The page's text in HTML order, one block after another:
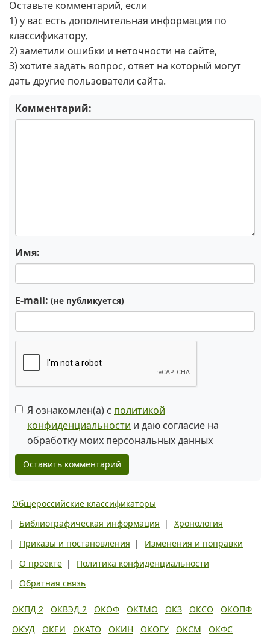
Оставьте комментарий, если
1) у вас есть дополнительная информация по
классификатору,
2) заметили ошибки и неточности на сайте,
3) хотите задать вопрос, ответ на который могут
дать другие пользователи сайта.
Комментарий:
Имя:
E-mail: (не публикуется)
Я ознакомлен(а) с политикой
конфиденциальности и даю согласие на
обработку моих персональных данных
Оставить комментарий
Общероссийские классификаторы
|
Библиографическая информация |
Хронология
|
Приказы и постановления |
Изменения и поправки
|
О проекте |
Политика конфиденциальности
|
Обратная связь
ОКПД 2 ОКВЭД 2 ОКОФ ОКТМО ОКЗ ОКСО
ОКОПФ
ОКУД
ОКЕИ ОКАТО ОКИН ОКОГУ ОКСМ ОКФС